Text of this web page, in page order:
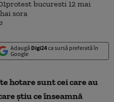
Adaugă Digi24ca sursă preferată în
Google
hotare sunt cei care au
știu ce înseamnă